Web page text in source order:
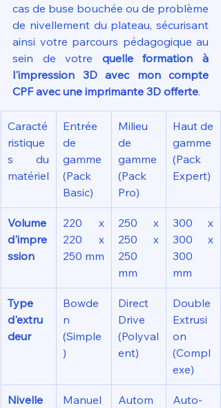
cas de buse bouchée ou de problème
de nivellement du plateau, sécurisant
ainsi votre parcours pédagogique au
sein de votre quelle formation à
l'impression 3D avec mon compte
CPF avec une imprimante 3D offerte.
Caracté
ristique
s du
matériel
Entrée
de
gamme
(Pack
Basic)
Milieu
de
gamme
(Pack
Pro)
Haut de
gamme
(Pack
Expert)
Volume
d'impre
ssion
220 x
220 x
250 mm
250 x
250 x
250
mm
300 x
300 x
300
mm
Type
d'extru
deur
Bowde
n
(Simple
)
Direct
Drive
(Polyval
ent)
Double
Extrusi
on
(Compl
exe)
Nivelle
Manuel
Autom
Auto-